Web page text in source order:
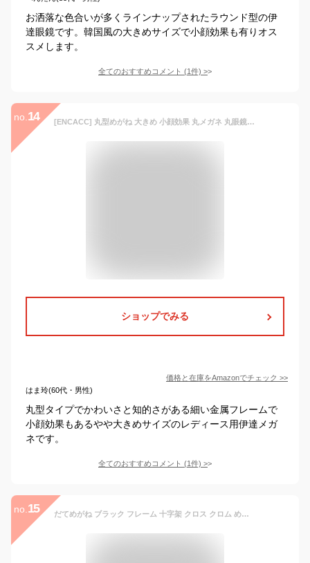
お洒落な色合いが多くラインナップされたラウンド型の伊
達眼鏡です。韓国風の大きめサイズで小顔効果も有りオス
スメします。
全てのおすすめコメント (1件) >
no. 14 [ENCACC] 丸型めがね 大きめ 小顔効果 丸メガネ 丸眼鏡 伊達メガネレンズ UVカット機能復古デザイン ノーズパッド ファッション クラッシク35284 (ゴールド)
ショップでみる
価格と在庫をAmazonでチェック >>
はま玲(60代・男性)
丸型タイプでかわいさと知的さがある細い金属フレームで
小顔効果もあるやや大きめサイズのレディース用伊達メガ
ネです。
全てのおすすめコメント (1件) >
no. 15 だてめがね ブラック フレーム 十字架 クロス クロム めがね ブルーライト カット おしゃれ女子 大きめサイズ 小顔効果 すっぴん隠し 韓国 オルチャン ファッション 眼鏡 大きい メガネ ビッグフレーム シルエット 伊達メガネ おしゃれ かわいい レディース